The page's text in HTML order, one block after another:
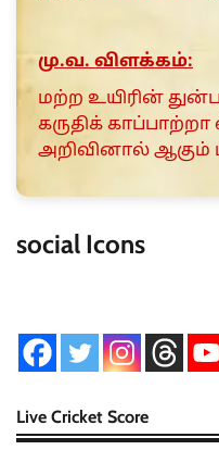
மு.வ. விளக்கம்:
மற்ற உயிரின்
கருதிக்
அறிவினால்
social Icons
Live Cricket Score